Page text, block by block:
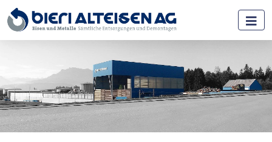
Previous Next